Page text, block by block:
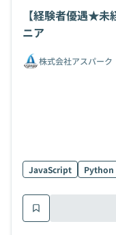
【経験者優遇★未
ニア
株式会社アスパーク
JavaScript Python